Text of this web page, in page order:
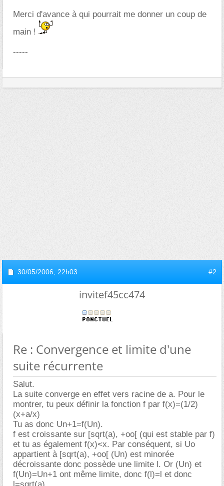
Merci d'avance à qui pourrait me donner un coup de
main !
-----
30/05/2006, 22h03 #2
invitef45cc474
Re : Convergence et limite d'une
suite récurrente
Salut.
La suite converge en effet vers racine de a. Pour le
montrer, tu peux définir la fonction f par f(x)=(1/2)
(x+a/x)
Tu as donc Un+1=f(Un).
f est croissante sur [sqrt(a), +oo[ (qui est stable par f)
et tu as également f(x)<x. Par conséquent, si Uo
appartient à [sqrt(a), +oo[ (Un) est minorée
décroissante donc possède une limite l. Or (Un) et
f(Un)=Un+1 ont même limite, donc f(l)=l et donc